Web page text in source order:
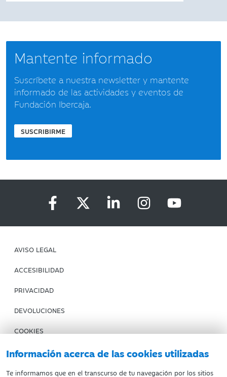
Información acerca de las cookies utilizadas
Te informamos que en el transcurso de tu navegación por los sitios
Mantente informado
Suscríbete a nuestra newsletter y mantente
informado de las actividades y eventos de
Fundación Ibercaja.
SUSCRIBIRME
AVISO LEGAL
ACCESIBILIDAD
PRIVACIDAD
DEVOLUCIONES
COOKIES
CONDICIONES DE COMPRA
IBERCAJA BANCO